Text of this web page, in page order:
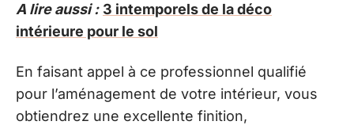
A lire aussi : 3 intemporels de la déco
intérieure pour le sol
En faisant appel à ce professionnel qualifié
pour l’aménagement de votre intérieur, vous
obtiendrez une excellente finition,